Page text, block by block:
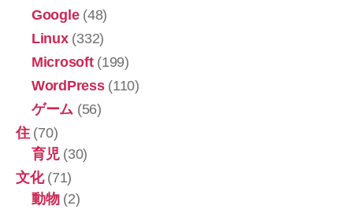
Google(48)
Linux(332)
Microsoft(199)
WordPress(110)
ゲーム (56)
住(70)
育児(30)
文化(71)
動物(2)